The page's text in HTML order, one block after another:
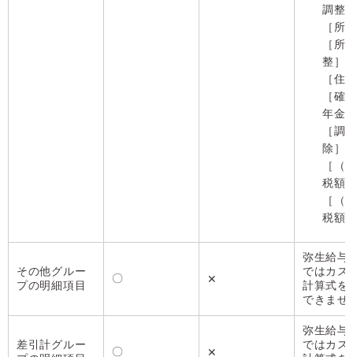
調整
［所
［所
整］
［住
［確
年金
［調
除］
［（
税額
［（
税額
その他グルー
プの明細項目
〇 ✕
弥生給与
ではカス
計算式を
できませ
差引計グルー
〇 ✕
弥生給与
ではカス